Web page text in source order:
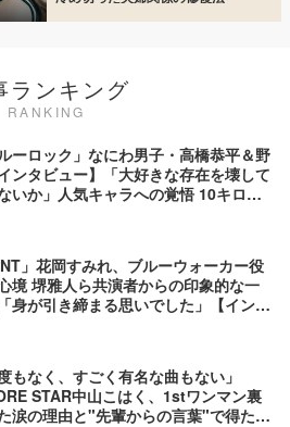
ランキング
RANKING
ーロック」なにわ男子・高橋恭平＆野
ンタビュー】「大好きな存在を壊して
いか」人気キャラへの覚悟 10キロ増
」花岡すみれ、ブルーウォーカー役
境 堺雅人ら共演者からの印象的な一
身が引き締まる思いでした」【インタ
もなく、すごく有名な曲もない」
STAR中山こはく、1stワンマン裏
涙の理由と"先輩からの言葉"で得た覚